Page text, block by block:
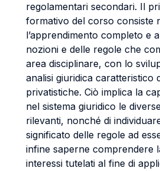
regolamentari secondari. Il
formativo del corso consiste
l’apprendimento completo e
nozioni e delle regole che
area disciplinare, con lo
analisi giuridica caratteristico
privatistiche. Ciò implica la
nel sistema giuridico le
rilevanti, nonché di
significato delle regole ad
infine saperne comprendere
interessi tutelati al fine di